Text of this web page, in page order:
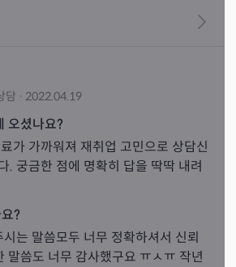
담 · 2022.04.19
오셨나요?
가 가까워져 재취업 고민으로 상담신
. 궁금한 점에 명확히 답을 딱딱 내려
?
는 말씀모두 너무 정확하셔서 신뢰
말씀도 너무 감사했구요 ㅠㅅㅠ 작년